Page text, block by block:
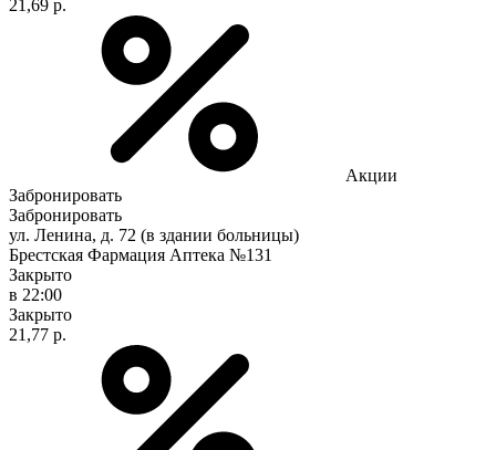
21,69 р.
Акции
Забронировать
Забронировать
ул. Ленина, д. 72 (в здании больницы)
Брестская Фармация Аптека №131
Закрыто
в 22:00
Закрыто
21,77 р.